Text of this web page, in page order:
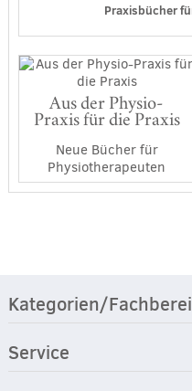
Praxisbücher
Aus der Physio-
Praxis für die Praxis
Neue Bücher für
Physiotherapeuten
Kategorien/
Service